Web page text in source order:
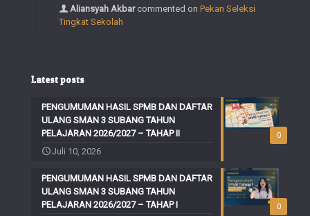
Aliansyah Akbarcommented on Pekan Seleksi
Tingkat Sekolah
Latest posts
0
PENGUMUMAN HASIL SPMB DAN DAFTAR
ULANG SMAN 3 SUBANG TAHUN
PELAJARAN 2026/2027 – TAHAP II
Juli 10, 2026
0
PENGUMUMAN HASIL SPMB DAN DAFTAR
ULANG SMAN 3 SUBANG TAHUN
PELAJARAN 2026/2027 – TAHAP I